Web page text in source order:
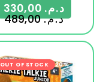
د.م.489,00
د.م.
OUT OF STOCK -20%